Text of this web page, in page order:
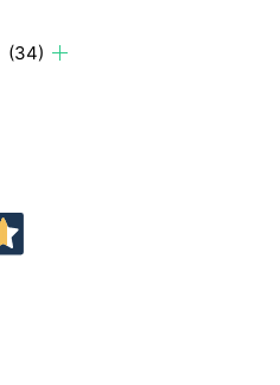
(34)